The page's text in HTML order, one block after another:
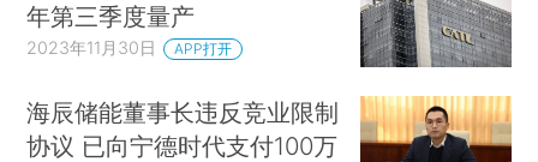
年第三季度量产
2023年11月30日 APP打开
海辰储能董事长违反竞业限制
协议 已向宁德时代支付100万